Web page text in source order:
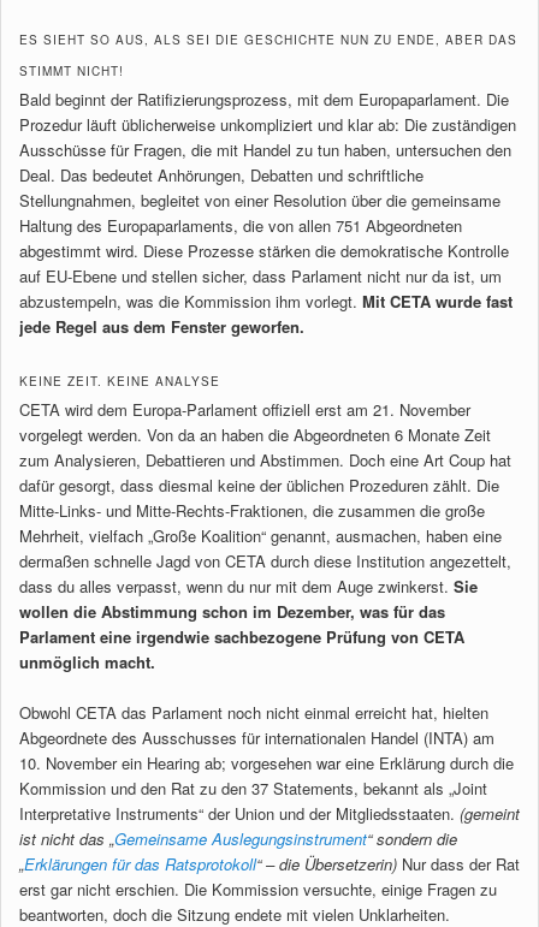
ES SIEHT SO AUS, ALS SEI DIE GESCHICHTE NUN ZU ENDE, ABER DAS
STIMMT NICHT!
Bald beginnt der Ratifizierungsprozess, mit dem Europaparlament. Die
Prozedur läuft üblicherweise unkompliziert und klar ab: Die zuständigen
Ausschüsse für Fragen, die mit Handel zu tun haben, untersuchen den
Deal. Das bedeutet Anhörungen, Debatten und schriftliche
Stellungnahmen, begleitet von einer Resolution über die gemeinsame
Haltung des Europaparlaments, die von allen 751 Abgeordneten
abgestimmt wird. Diese Prozesse stärken die demokratische Kontrolle
auf EU-Ebene und stellen sicher, dass Parlament nicht nur da ist, um
abzustempeln, was die Kommission ihm vorlegt. Mit CETA wurde fast
jede Regel aus dem Fenster geworfen.
KEINE ZEIT. KEINE ANALYSE
CETA wird dem Europa-Parlament offiziell erst am 21. November
vorgelegt werden. Von da an haben die Abgeordneten 6 Monate Zeit
zum Analysieren, Debattieren und Abstimmen. Doch eine Art Coup hat
dafür gesorgt, dass diesmal keine der üblichen Prozeduren zählt. Die
Mitte-Links- und Mitte-Rechts-Fraktionen, die zusammen die große
Mehrheit, vielfach „Große Koalition“ genannt, ausmachen, haben eine
dermaßen schnelle Jagd von CETA durch diese Institution angezettelt,
dass du alles verpasst, wenn du nur mit dem Auge zwinkerst. Sie
wollen die Abstimmung schon im Dezember, was für das
Parlament eine irgendwie sachbezogene Prüfung von CETA
unmöglich macht.
Obwohl CETA das Parlament noch nicht einmal erreicht hat, hielten
Abgeordnete des Ausschusses für internationalen Handel (INTA) am
10. November ein Hearing ab; vorgesehen war eine Erklärung durch die
Kommission und den Rat zu den 37 Statements, bekannt als „Joint
Interpretative Instruments“ der Union und der Mitgliedsstaaten. (gemeint
ist nicht das „Gemeinsame Auslegungsinstrument“ sondern die
„Erklärungen für das Ratsprotokoll“ – die Übersetzerin) Nur dass der Rat
erst gar nicht erschien. Die Kommission versuchte, einige Fragen zu
beantworten, doch die Sitzung endete mit vielen Unklarheiten.